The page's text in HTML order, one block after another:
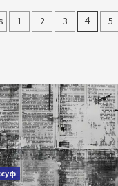
1 2 3 4 5